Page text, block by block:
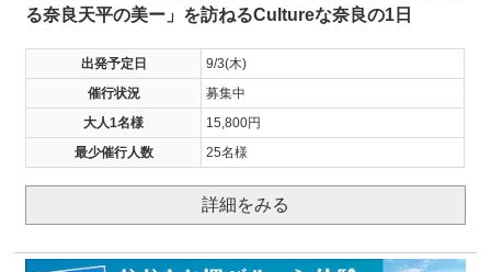
る奈良天平の美ー」を訪ねるCultureな奈良の1日
出発予定日
9/3(木)
催行状況
募集中
大人1名様
15,800円
最少催行人数
25名様
詳細をみる